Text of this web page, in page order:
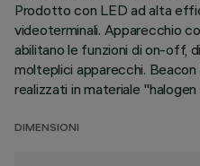
Prodotto con LED ad alta
videoterminali. Apparecchio
abilitano le funzioni di on-off,
molteplici apparecchi.
realizzati in materiale
DIMENSIONI